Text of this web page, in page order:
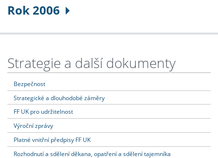
Rok 2006
Strategie a další dokumenty
Bezpečnost
Strategické a dlouhodobé záměry
FF UK pro udržitelnost
Výroční zprávy
Platné vnitřní předpisy FF UK
Rozhodnutí a sdělení děkana, opatření a sdělení tajemníka